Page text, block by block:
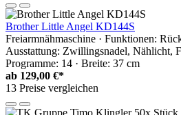
Brother Little Angel KD144S
Freiarmnähmaschine · Funktionen:
Ausstattung: Zwillingsnadel, Nählicht,
Programme: 14 · Breite: 37 cm
ab 129,00 €*
13 Preise vergleichen